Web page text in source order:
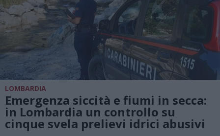
LOMBARDIA
Emergenza siccità e fiumi in secca:
in Lombardia un controllo su
cinque svela prelievi idrici abusivi